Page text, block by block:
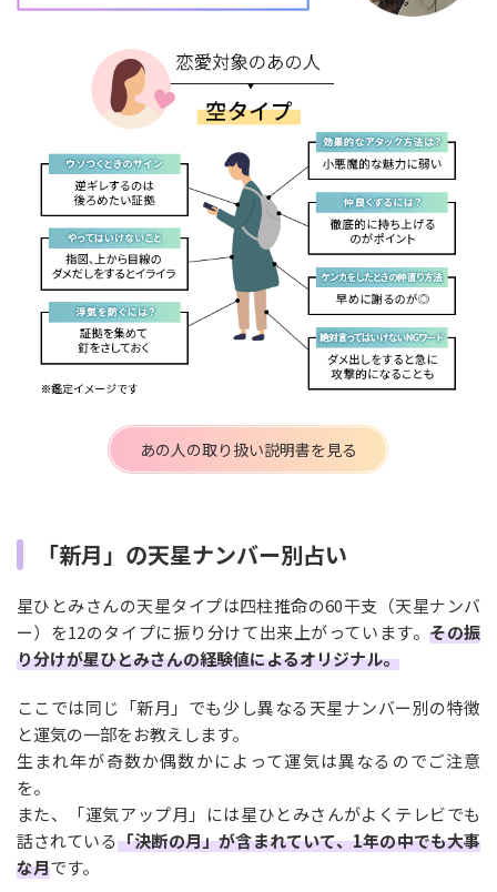
あの人の取り扱い説明書を見る
「新月」の天星ナンバー別占い
星ひとみさんの天星タイプは四柱推命の60干支（天星ナンバ
ー）を12のタイプに振り分けて出来上がっています。その振
り分けが星ひとみさんの経験値によるオリジナル。
ここでは同じ「新月」でも少し異なる天星ナンバー別の特徴
と運気の一部をお教えします。
生まれ年が奇数か偶数かによって運気は異なるのでご注意
を。
また、「運気アップ月」には星ひとみさんがよくテレビでも
話されている「決断の月」が含まれていて、1年の中でも大事
な月です。